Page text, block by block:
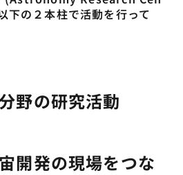
の２本柱で活動を行って
野の研究活動
開発の現場をつな